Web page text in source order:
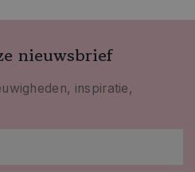
nieuwsbrief
inspiratie,